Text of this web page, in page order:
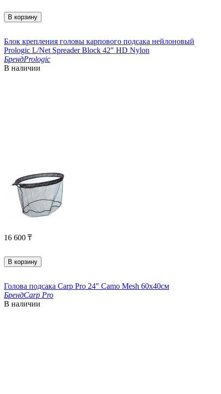
В корзину
Блок крепления головы карпового подсака нейлоновый
Prologic L/Net Spreader Block 42" HD Nylon
БрендPrologic
В наличии
16 600 ₸
В корзину
Голова подсакa Carp Pro 24" Camo Mesh 60х40см
БрендCarp Pro
В наличии